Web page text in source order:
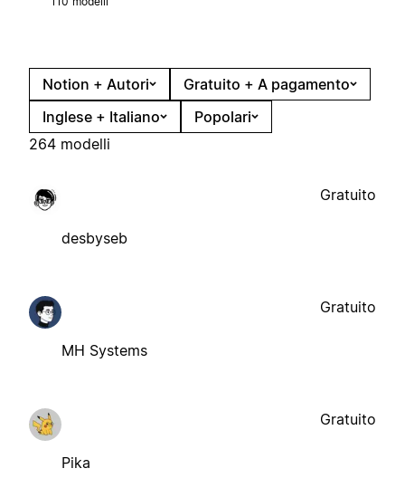
Notion + Autori
Gratuito + A pagamento
Inglese + Italiano
Popolari
264 modelli
desbyseb
Gratuito
MH Systems
Gratuito
Pika
Gratuito